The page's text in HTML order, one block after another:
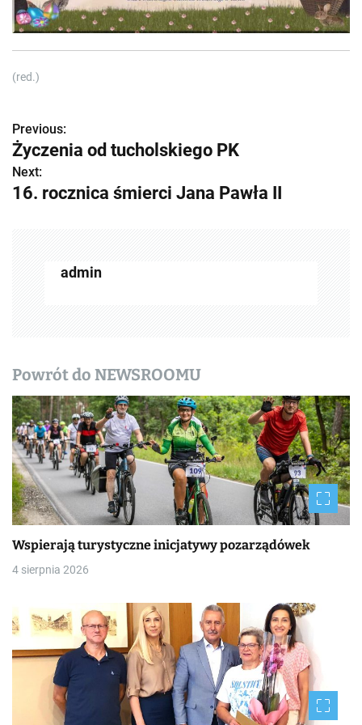
(red.)
Z
o
b
i
s
y
Previous:
Życzenia od tucholskiego PK
Next:
16. rocznica śmierci Jana Pawła II
admin
Powrót do NEWSROOMU
Wspierają turystyczne inicjatywy pozarządówek
4 sierpnia 2026